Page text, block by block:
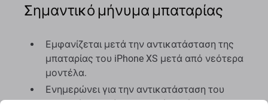
Σημαντικό μήνυμα μπαταρίας
Εμφανίζεται μετά την αντικατάσταση της
μπαταρίας του iPhone XS μετά από νεότερα
μοντέλα.
Ενημερώνει για την αντικατάσταση του
αρχικού εξαρτήματος με ένα νέο